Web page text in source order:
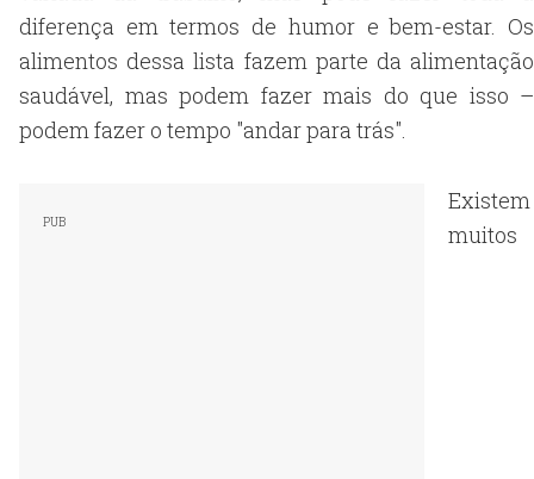
diferença em termos de humor e bem-estar. Os
alimentos dessa lista fazem parte da alimentação
saudável, mas podem fazer mais do que isso –
podem fazer o tempo "andar para trás".
Existem
muitos